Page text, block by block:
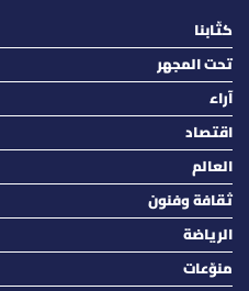
كتّابنا
تحت المجهر
آراء
اقتصاد
العالم
ثقافة وفنون
الرياضة
منوّعات